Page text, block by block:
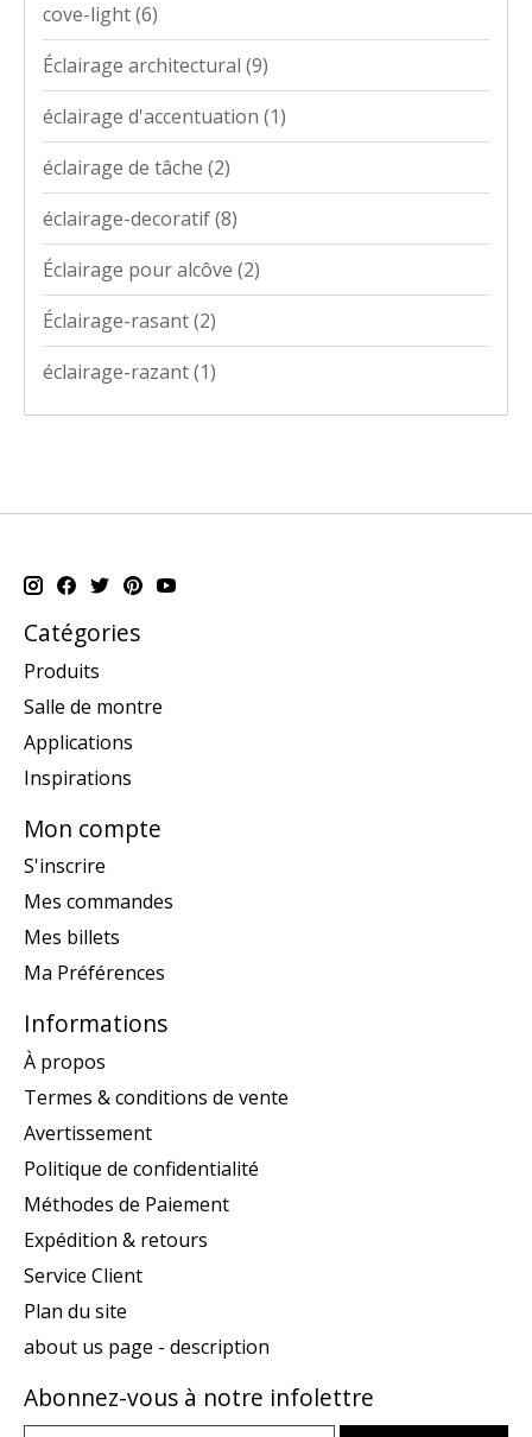
cove-light(6)
Éclairage architectural (9)
éclairage d'accentuation (1)
éclairage de tâche (2)
éclairage-decoratif(8)
Éclairage pour alcôve (2)
Éclairage-rasant(2)
éclairage-razant(1)
Catégories
Produits
Salle de montre
Applications
Inspirations
Mon compte
S'inscrire
Mes commandes
Mes billets
Ma Préférences
Informations
À propos
Termes & conditions de vente
Avertissement
Politique de confidentialité
Méthodes de Paiement
Expédition & retours
Service Client
Plan du site
about us page - description
Abonnez-vous à notre infolettre